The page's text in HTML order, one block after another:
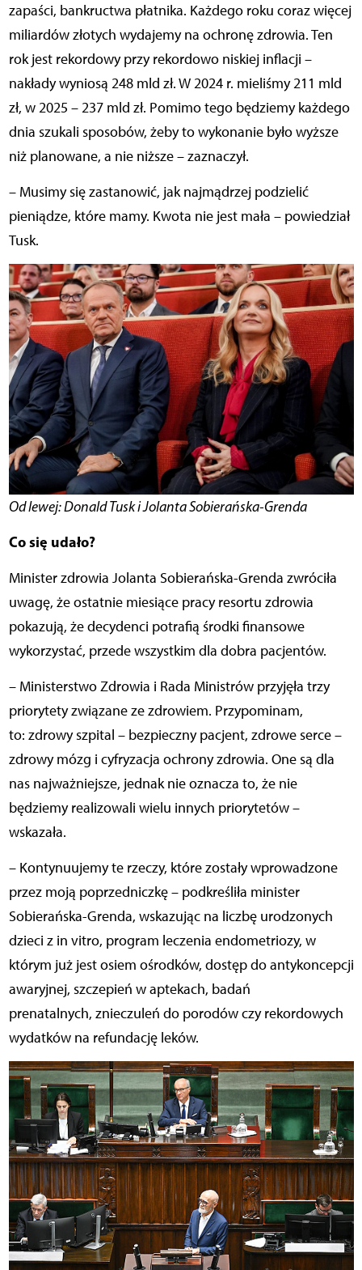
zapaści, bankructwa płatnika. Każdego roku coraz więcej
miliardów złotych wydajemy na ochronę zdrowia. Ten
rok jest rekordowy przy rekordowo niskiej inflacji –
nakłady wyniosą 248 mld zł. W 2024 r. mieliśmy 211 mld
zł, w 2025 – 237 mld zł. Pomimo tego będziemy każdego
dnia szukali sposobów, żeby to wykonanie było wyższe
niż planowane, a nie niższe – zaznaczył.
– Musimy się zastanowić, jak najmądrzej podzielić
pieniądze, które mamy. Kwota nie jest mała – powiedział
Tusk.
Od lewej: Donald Tusk i Jolanta Sobierańska-Grenda
Co się udało?
Minister zdrowia Jolanta Sobierańska-Grenda zwróciła
uwagę, że ostatnie miesiące pracy resortu zdrowia
pokazują, że decydenci potrafią środki finansowe
wykorzystać, przede wszystkim dla dobra pacjentów.
– Ministerstwo Zdrowia i Rada Ministrów przyjęła trzy
priorytety związane ze zdrowiem. Przypominam,
to: zdrowy szpital – bezpieczny pacjent, zdrowe serce –
zdrowy mózg i cyfryzacja ochrony zdrowia. One są dla
nas najważniejsze, jednak nie oznacza to, że nie
będziemy realizowali wielu innych priorytetów –
wskazała.
– Kontynuujemy te rzeczy, które zostały wprowadzone
przez moją poprzedniczkę – podkreśliła minister
Sobierańska-Grenda, wskazując na liczbę urodzonych
dzieci z in vitro, program leczenia endometriozy, w
którym już jest osiem ośrodków, dostęp do antykoncepcji
awaryjnej, szczepień w aptekach, badań
prenatalnych, znieczuleń do porodów czy rekordowych
wydatków na refundację leków.